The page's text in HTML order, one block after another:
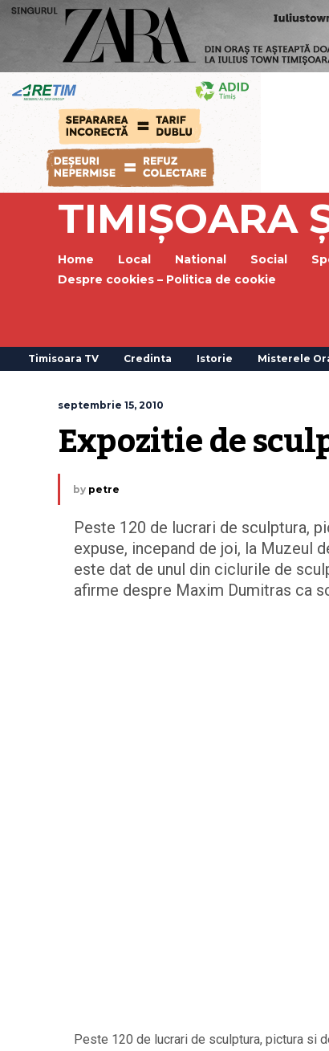
TIMIȘOARA
Home Local National Social
Despre cookies – Politica de cookie
Timisoara TV Credinta Istorie Misterele
septembrie 15, 2010
Expozitie de
by petre
Peste 120 de lucrari de sculptura,
expuse, incepand de joi, la Muzeul
este dat de unul din ciclurile de
afirme despre Maxim Dumitras ca
Peste 120 de lucrari de sculptura, pictura si